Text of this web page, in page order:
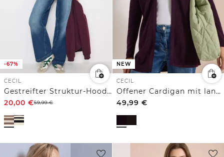
-67%
CECIL
Gestreifter Struktur-Hoodie
20,00 €59,99€
NEW
CECIL
Offener Cardigan mit langen Ärmeln
49,99 €